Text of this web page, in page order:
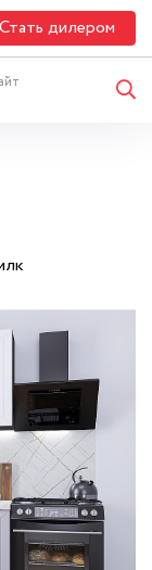
Стать дилером